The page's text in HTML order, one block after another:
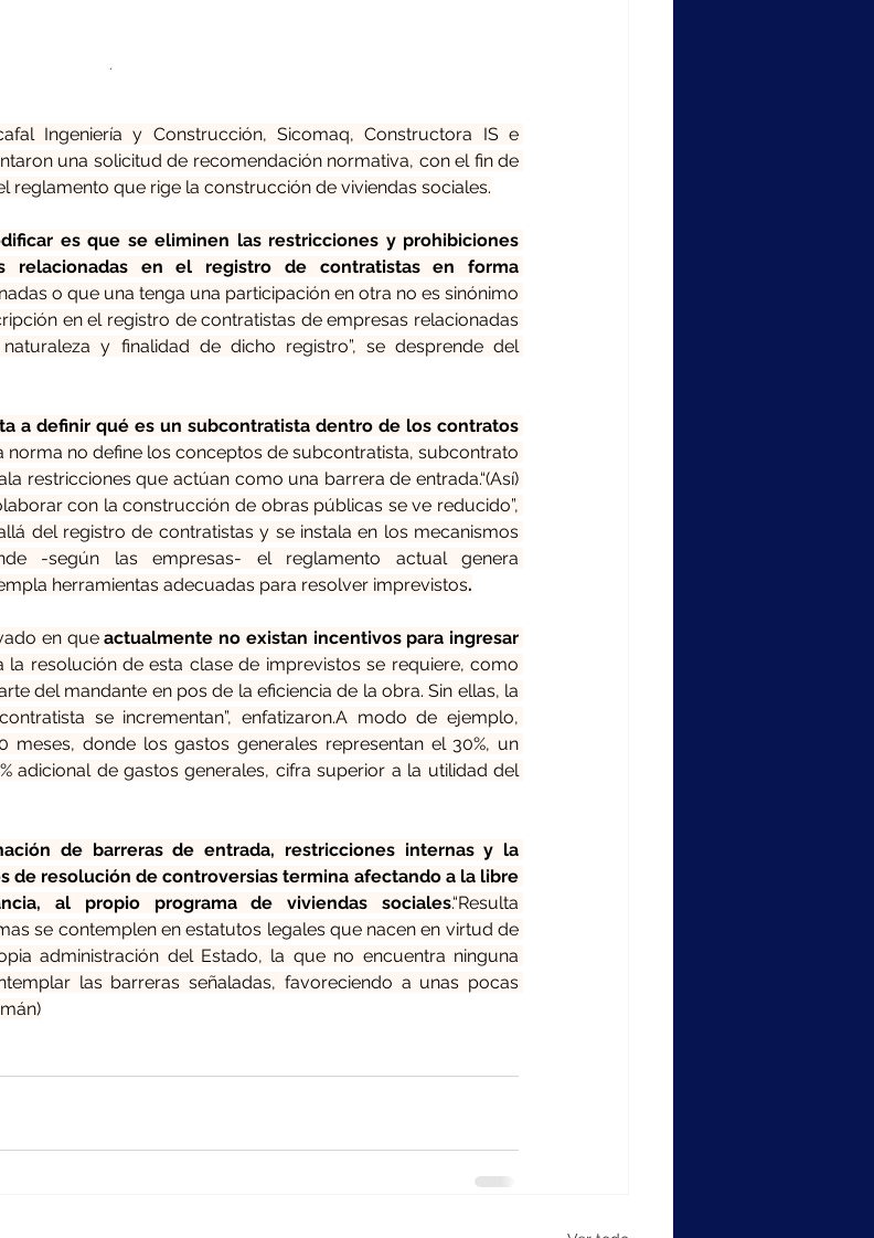
.
Ingeniería y Construcción, Sicomaq, Constructora IS e
una solicitud de recomendación normativa, con el fin de
reglamento que rige la construcción de viviendas sociales.
es que se eliminen las restricciones y prohibiciones
relacionadas en el registro de contratistas en forma
o que una tenga una participación en otra no es sinónimo
en el registro de contratistas de empresas relacionadas
y finalidad de dicho registro”, se desprende del
a definir qué es un subcontratista dentro de los contratos
norma no define los conceptos de subcontratista, subcontrato
restricciones que actúan como una barrera de entrada.“(Así)
con la construcción de obras públicas se ve reducido”,
del registro de contratistas y se instala en los mecanismos
-según las empresas- el reglamento actual genera
herramientas adecuadas para resolver imprevistos.
en que actualmente no existan incentivos para ingresar
la resolución de esta clase de imprevistos se requiere, como
del mandante en pos de la eficiencia de la obra. Sin ellas, la
se incrementan”, enfatizaron.A modo de ejemplo,
meses, donde los gastos generales representan el 30%, un
adicional de gastos generales, cifra superior a la utilidad del
de barreras de entrada, restricciones internas y la
de resolución de controversias termina afectando a la libre
al propio programa de viviendas sociales.“Resulta
se contemplen en estatutos legales que nacen en virtud de
administración del Estado, la que no encuentra ninguna
las barreras señaladas, favoreciendo a unas pocas